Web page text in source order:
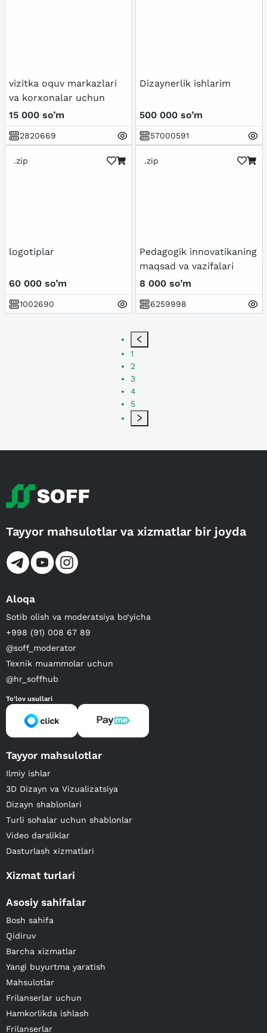
vizitka oquv markazlari
va korxonalar uchun
15 000 so’m
2820669
Dizaynerlik ishlarim
500 000 so’m
57000591
.zip
logotiplar
60 000 so’m
1002690
.zip
Pedagogik innovatikaning
maqsad va vazifalari
8 000 so’m
6259998
1
2
3
4
5
Tayyor mahsulotlar va xizmatlar bir joyda
Aloqa
Sotib olish va moderatsiya bo‘yicha
+998 (91) 008 67 89
@soff_moderator
Texnik muammolar uchun
@hr_soffhub
To'lov usullari
Tayyor mahsulotlar
Ilmiy ishlar
3D Dizayn va Vizualizatsiya
Dizayn shablonlari
Turli sohalar uchun shablonlar
Video darsliklar
Dasturlash xizmatlari
Xizmat turlari
Asosiy sahifalar
Bosh sahifa
Qidiruv
Barcha xizmatlar
Yangi buyurtma yaratish
Mahsulotlar
Frilanserlar uchun
Hamkorlikda ishlash
Frilanserlar